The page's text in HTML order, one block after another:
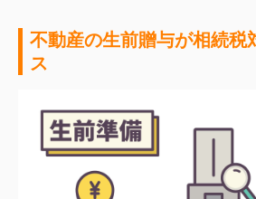
不動産の生前贈与が相続税
ス